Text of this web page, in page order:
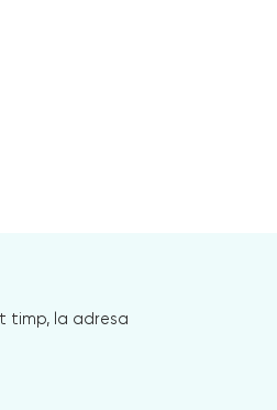
timp, la adresa